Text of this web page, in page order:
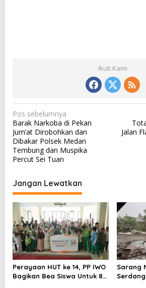
Ikuti Kami
N
a
v
i
a
s
p
o
s
Pos sebelumnya
Barak Narkoba di Pekan
Jum’at Dirobohkan dan
Dibakar Polsek Medan
Tembung dan Muspika
Percut Sei Tuan
Jalan
Jangan Lewatkan
Perayaan HUT ke 14, PP IWO
Bagikan Bea Siswa Untuk 8
Sarang